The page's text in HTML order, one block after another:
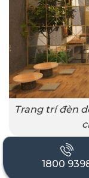
Trang trí đèn
1800